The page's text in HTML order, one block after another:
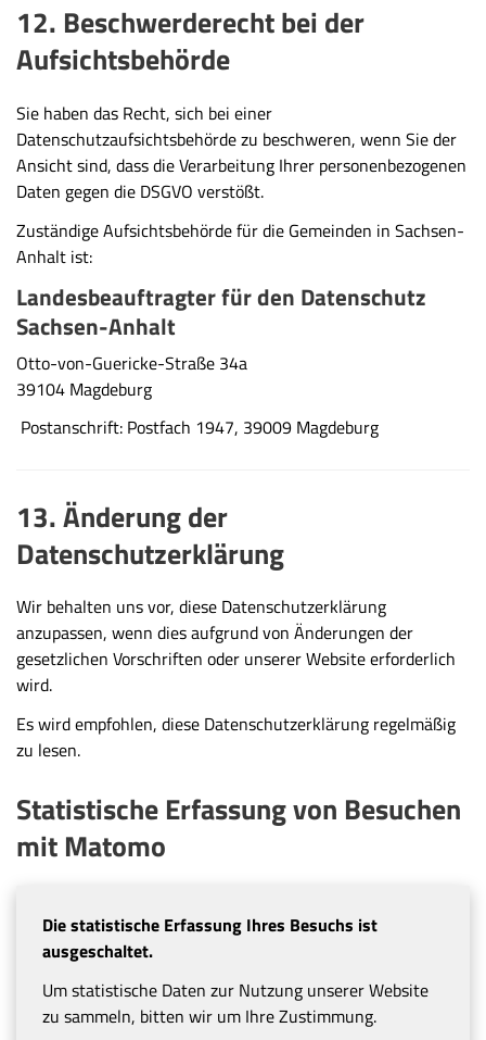
12. Beschwerderecht bei der
Aufsichtsbehörde
Sie haben das Recht, sich bei einer
Datenschutzaufsichtsbehörde zu beschweren, wenn Sie der
Ansicht sind, dass die Verarbeitung Ihrer personenbezogenen
Daten gegen die DSGVO verstößt.
Zuständige Aufsichtsbehörde für die Gemeinden in Sachsen-
Anhalt ist:
Landesbeauftragter für den Datenschutz
Sachsen-Anhalt
Otto-von-Guericke-Straße 34a
39104 Magdeburg
Postanschrift: Postfach 1947, 39009 Magdeburg
13. Änderung der
Datenschutzerklärung
Wir behalten uns vor, diese Datenschutzerklärung
anzupassen, wenn dies aufgrund von Änderungen der
gesetzlichen Vorschriften oder unserer Website erforderlich
wird.
Es wird empfohlen, diese Datenschutzerklärung regelmäßig
zu lesen.
Statistische Erfassung von Besuchen
mit Matomo
Die statistische Erfassung Ihres Besuchs ist
ausgeschaltet.
Um statistische Daten zur Nutzung unserer Website
zu sammeln, bitten wir um Ihre Zustimmung.